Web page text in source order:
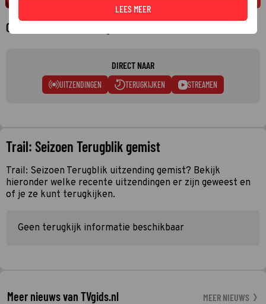
Over Trail: Seizoen Terugblik
DIRECT NAAR
UITZENDINGEN TERUGKIJKEN STREAMEN
Trail: Seizoen Terugblik gemist
Trail: Seizoen Terugblik uitzending gemist? Bekijk
hieronder welke recente uitzendingen er zijn geweest en
of je ze kunt terugkijken.
Geen terugkijk informatie beschikbaar
Meer nieuws van TVgids.nl MEER NIEUWS
LEES MEER